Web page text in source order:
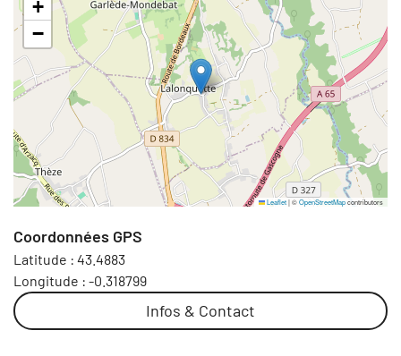
+
−
Leaflet|©OpenStreetMapcontributors
Coordonnées GPS
Latitude : 43.4883
Longitude : -0.318799
Infos & Contact